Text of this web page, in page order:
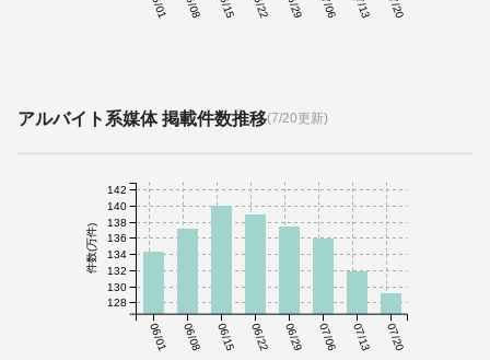
アルバイト系媒体 掲載件数推移(7/20更新)
06/01 06/08 06/15 06/22 06/29 07/06 07/13 07/20
件数(万件)
128
130
132
134
136
138
140
142